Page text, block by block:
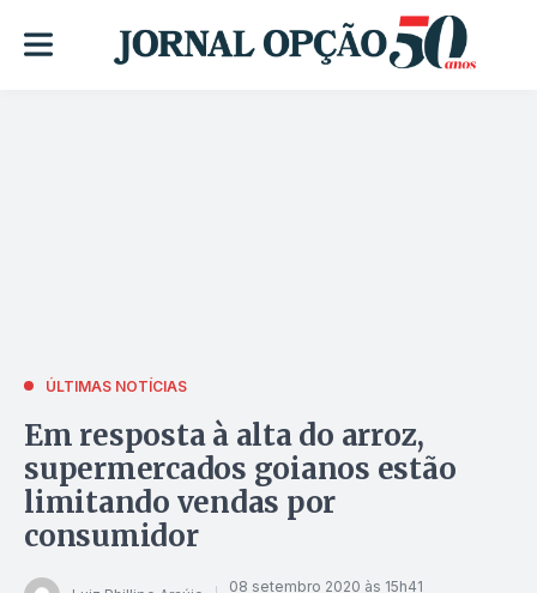
ÚLTIMAS NOTÍCIAS
Em resposta à alta do arroz,
supermercados goianos estão
limitando vendas por
consumidor
08 setembro 2020 às 15h41